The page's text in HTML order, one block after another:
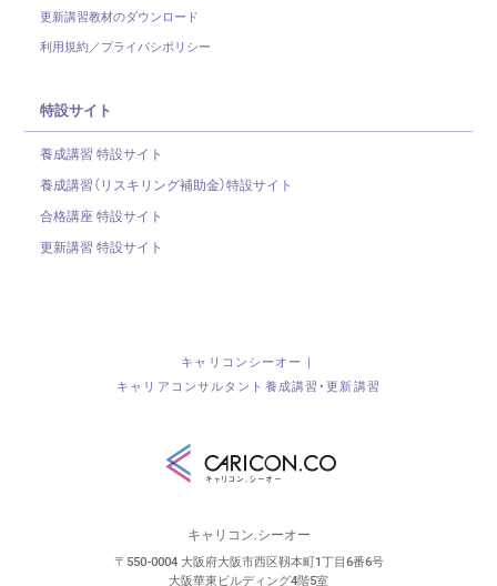
更新講習教材のダウンロード
利用規約／プライバシポリシー
特設サイト
養成講習 特設サイト
養成講習（リスキリング補助金）特設サイト
合格講座 特設サイト
更新講習 特設サイト
キャリコンシーオー｜
キャリアコンサルタント養成講習・更新講習
キャリコン.シーオー
〒550-0004 大阪府大阪市西区靱本町1丁目6番6号
大阪華東ビルディング4階5室